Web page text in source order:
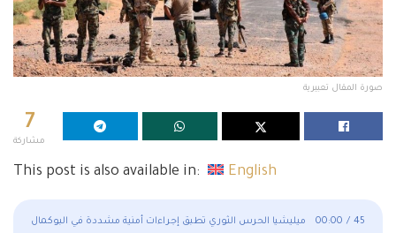
صورة المقال تعبيرية
7
مشاركة
This post is also available in: English
ميليشيا الحرس الثوري تطبق إجراءات أمنية مشددة في البوكمال 00:00 / 45